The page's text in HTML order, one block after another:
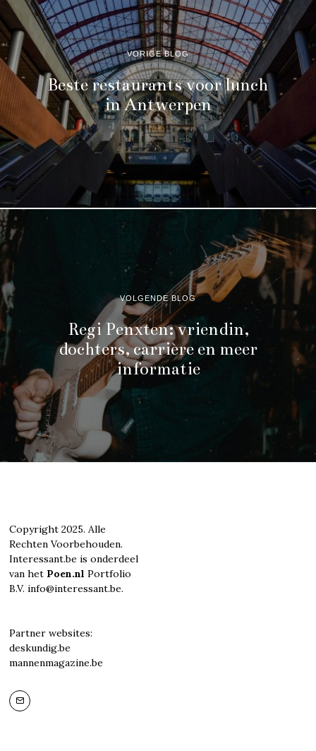
VORIGE BLOG
Beste restaurants voor lunch
in Antwerpen
VOLGENDE BLOG
Regi Penxten: vriendin,
dochters, carrière en meer
informatie
Copyright 2025. Alle
Rechten Voorbehouden.
Interessant.be is onderdeel
van het Poen.nl Portfolio
B.V. info@interessant.be.
Partner websites:
deskundig.be
mannenmagazine.be